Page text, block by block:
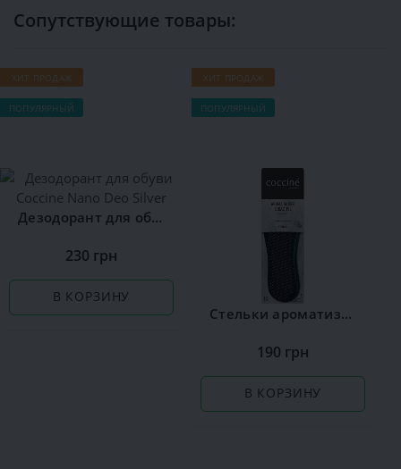
Сопутствующие товары:
ХИТ ПРОДАЖ
ПОПУЛЯРНЫЙ
Дезодорант для обуви Сoccine Nano Deo Silver
230 грн
В КОРЗИНУ
ХИТ ПРОДАЖ
ПОПУЛЯРНЫЙ
Стельки ароматизированные Сoccine Silver
190 грн
В КОРЗИНУ